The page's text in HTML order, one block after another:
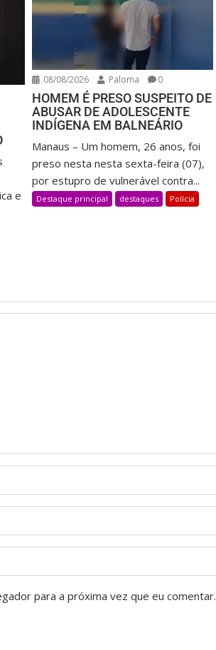
e
08/08/2026 Paloma 0
HOMEM É PRESO SUSPEITO DE
ABUSAR DE ADOLESCENTE
INDÍGENA EM BALNEÁRIO
Manaus – Um homem, 26 anos, foi
preso nesta nesta sexta-feira (07),
por estupro de vulnerável contra...
Destaque principal destaques Polícia
para a próxima vez que eu comentar.